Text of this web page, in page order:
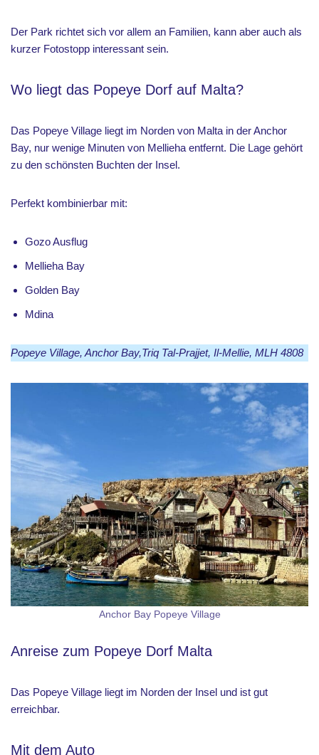
Der Park richtet sich vor allem an Familien, kann aber auch als
kurzer Fotostopp interessant sein.
Wo liegt das Popeye Dorf auf Malta?
Das Popeye Village liegt im Norden von Malta in der Anchor
Bay, nur wenige Minuten von Mellieha entfernt. Die Lage gehört
zu den schönsten Buchten der Insel.
Perfekt kombinierbar mit:
Gozo Ausflug
Mellieha Bay
Golden Bay
Mdina
Popeye Village, Anchor Bay,Triq Tal-Prajjet, Il-Mellie, MLH 4808
Anchor Bay Popeye Village
Anreise zum Popeye Dorf Malta
Das Popeye Village liegt im Norden der Insel und ist gut
erreichbar.
Mit dem Auto